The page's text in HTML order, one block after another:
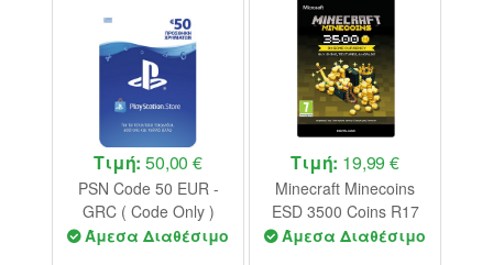
Τιμή:50,00 €
PSN Code 50 EUR -
GRC ( Code Only )
Άμεσα Διαθέσιμο
Τιμή: 19,99 €
Minecraft Minecoins
ESD 3500 Coins R17
(Code Only)
Άμεσα Διαθέσιμο